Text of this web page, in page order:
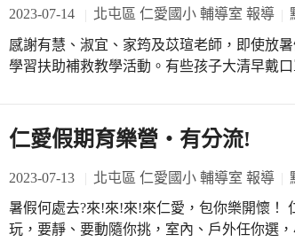
2023-07-14 北屯區 仁愛國小 輔導室 報導
感謝有慧、淑宜、家筠及苡瑄老師，即使放
學習扶助補救教學活動。有些孩子大清早戴
進行適性診斷後之教學補強工作，透過平板
進行分組及個別化的補救教學活動，就是要
能力增強，跳脫以往寫作業學習單的單一刻
樂、天天開心、事事如意、心想事成。校長
的生日祝福歌，真的很享受、很開心，感謝
仁愛假期育樂營‧有分流!
2023-07-13 北屯區 仁愛國小 輔導室 報導
暑假何處去?來!來!來!來仁愛，包你樂開懷！ 仁愛學生最幸福，社團活動多元又好
玩，要靜、要動隨你挑，室內、戶外任你選